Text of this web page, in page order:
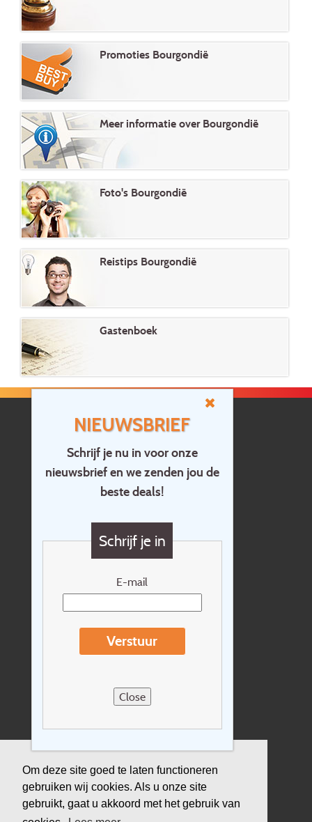
Om deze site goed te laten functioneren
gebruiken wij cookies. Als u onze site
gebruikt, gaat u akkoord met het gebruik van
NIEUWSBRIEF
Schrijf je nu in voor onze
nieuwsbrief en we zenden jou de
beste deals!
Schrijf je in
E-mail
Verstuur
Close
Promoties Bourgondië
Meer informatie over Bourgondië
Foto's Bourgondië
Reistips Bourgondië
Gastenboek
Home
Contact
Vragen?
Cadeaubon
Nieuwsbrief
Reisvoorwaarden
Sitemap
Verzekering
Duurzaamheid